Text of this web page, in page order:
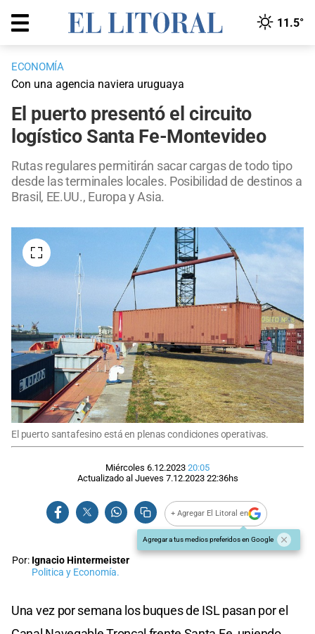
11.5°
ECONOMÍA
Con una agencia naviera uruguaya
El puerto presentó el circuito
logístico Santa Fe-Montevideo
Rutas regulares permitirán sacar cargas de todo tipo
desde las terminales locales. Posibilidad de destinos a
Brasil, EE.UU., Europa y Asia.
El puerto santafesino está en plenas condiciones operativas.
Miércoles 6.12.2023 20:05
Actualizado al Jueves 7.12.2023 22:36hs
+ Agregar El Litoral en
Agregar a tus medios preferidos en Google
Por: Ignacio Hintermeister
Politica y Economía.
Una vez por semana los buques de ISL pasan por el